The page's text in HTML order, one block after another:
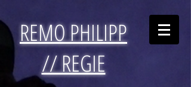
REMO PHILIPP
// REGIE